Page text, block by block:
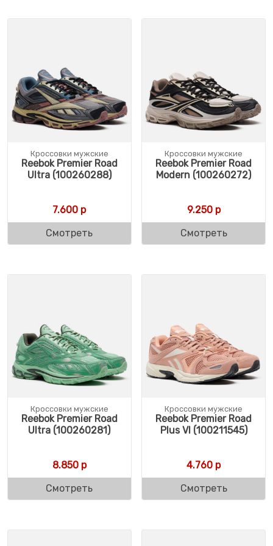
Кроссовки мужские
Reebok Premier Road
Ultra (100260288)
7.600 р
Смотреть
Кроссовки мужские
Reebok Premier Road
Modern (100260272)
9.250р
Смотреть
Кроссовки мужские
Reebok Premier Road
Ultra (100260281)
8.850р
Смотреть
Кроссовки мужские
Reebok Premier Road
Plus VI (100211545)
4.760 р
Смотреть